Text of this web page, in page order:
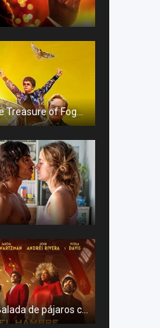
Please Don’t Destroy: The Treasure of Foggy Mountain
Los juegos del hambre: Balada de pájaros cantores y serpientes